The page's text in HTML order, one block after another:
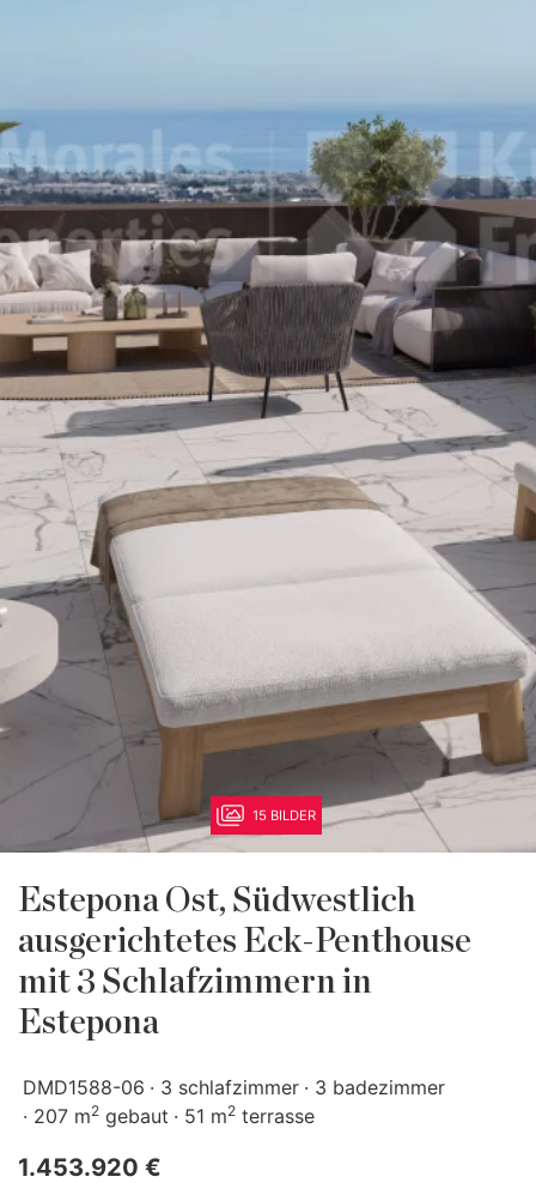
15 BILDER
Estepona Ost, Südwestlich
ausgerichtetes Eck-Penthouse
mit 3 Schlafzimmern in
Estepona
DMD1588-06 3 schlafzimmer
3 badezimmer
207 m2 gebaut 51 m2 terrasse
1.453.920 €